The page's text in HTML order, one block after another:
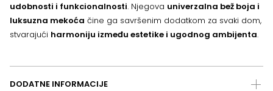
udobnosti i funkcionalnosti. Njegova univerzalna bež boja i
luksuzna mekoća čine ga savršenim dodatkom za svaki dom,
stvarajući harmoniju između estetike i ugodnog ambijenta.
DODATNE INFORMACIJE